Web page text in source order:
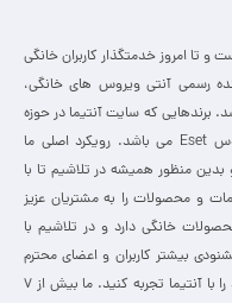
شروع کرده است و تا امروز خدمتگذار کاربران خانگی
رسمی آنتی ویروس های خانگی،
برندهایی که سایت آنتیما در حوزه
امنیت سایبری عرضه میکند. لایسنس آنتی ویروس Eset می باشد. رویکرد اصلی ما
بدین منظور همیشه در تلاشیم تا با
و محصولات را به مشتریان عزیز
بیش از 10 هزار عضو محصولات خانگی دارد و در تلاشیم با
بیشتر کاربران و اعضای محترم
شویم. خرید لایسنس آنتی ویروس اورجینال خود را با آنتیما تجربه کنید. ما بیش از 7